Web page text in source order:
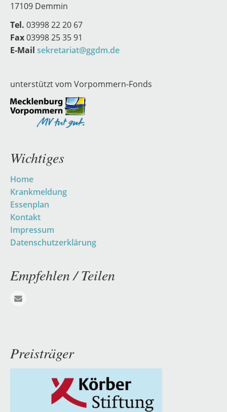
17109 Demmin
Tel. 03998 22 20 67
Fax03998 25 35 91
E-Mail sekretariat@ggdm.de
unterstützt vom Vorpommern-Fonds
Wichtiges
Navigation
überspringen
Home
Krankmeldung
Essenplan
Kontakt
Impressum
Datenschutzerklärung
Empfehlen / Teilen
Preisträger